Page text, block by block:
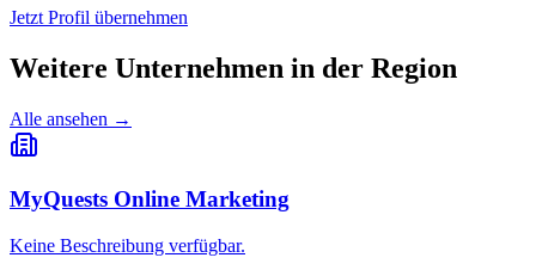
Jetzt Profil übernehmen
Weitere Unternehmen in der Region
Alle ansehen →
MyQuests Online Marketing
Keine Beschreibung verfügbar.